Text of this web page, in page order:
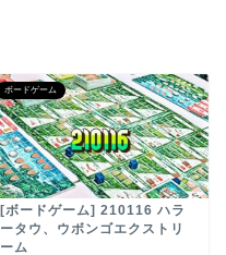
ボードゲーム
[ボードゲーム] 210116 ハラ
ータウ、ウボンゴエクストリ
ーム